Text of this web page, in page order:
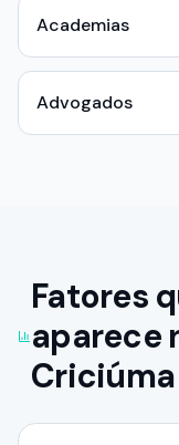
Academias
Advogados
Fatores
aparece
Criciúma